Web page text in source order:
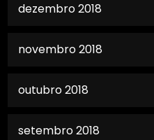
dezembro 2018
novembro 2018
outubro 2018
setembro 2018